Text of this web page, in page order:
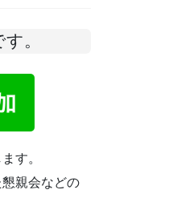
。
す。
親会などの